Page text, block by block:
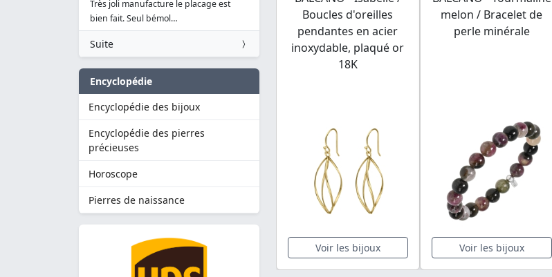
Très joli manufacture le placage est
bien fait. Seul bémol…
Suite
Encyclopédie
Encyclopédie des bijoux
Encyclopédie des pierres
précieuses
Horoscope
Pierres de naissance
Boucles d'oreilles
pendantes en acier
inoxydable, plaqué or
18K
Voir les bijoux
melon / Bracelet de
perle minérale
Voir les bijoux